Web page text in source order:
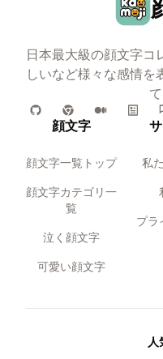
日本最大級の顔文字コ
しいなど様々な感情を
顔文字
顔文字一覧トップ
顔文字カテゴリ一
覧
泣く顔文字
可愛い顔文字
私
プラ
人